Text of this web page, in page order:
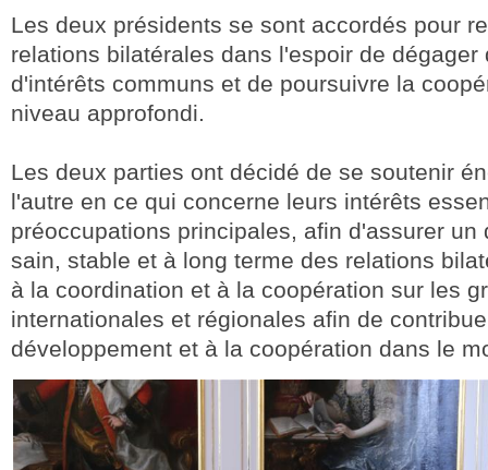
Les deux présidents se sont accordés pour
relations bilatérales dans l'espoir de dégager
d'intérêts communs et de poursuivre la
niveau approfondi.
Les deux parties ont décidé de se soutenir
l'autre en ce qui concerne leurs intérêts
préoccupations principales, afin d'assurer un
sain, stable et à long terme des relations
à la coordination et à la coopération sur les
internationales et régionales afin de
développement et à la coopération dans le